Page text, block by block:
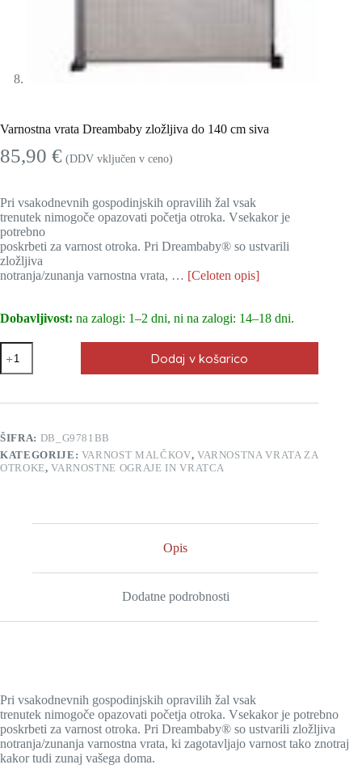
Varnostna vrata Dreambaby zložljiva do 140 cm siva
85,90 € (DDV vključen v ceno)
Pri vsakodnevnih gospodinjskih opravilih žal vsak
trenutek nimogoče opazovati početja otroka. Vsekakor je
potrebno
poskrbeti za varnost otroka. Pri Dreambaby® so ustvarili
zložljiva
notranja/zunanja varnostna vrata, … [Celoten opis]
Dobavljivost: na zalogi: 1–2 dni, ni na zalogi: 14–18 dni.
Varnostna
vrata
Dreambaby
do
cm
siva
količina
Dodaj v košarico
ŠIFRA: DB_G9781BB
KATEGORIJE: VARNOST MALČKOV, VARNOSTNA VRATA ZA
OTROKE,VARNOSTNE OGRAJE IN VRATCA
Opis
Dodatne podrobnosti
Pri vsakodnevnih gospodinjskih opravilih žal vsak
trenutek nimogoče opazovati početja otroka. Vsekakor je potrebno
poskrbeti za varnost otroka. Pri Dreambaby® so ustvarili zložljiva
notranja/zunanja varnostna vrata, ki zagotavljajo varnost tako znotraj
kakor tudi zunaj vašega doma.